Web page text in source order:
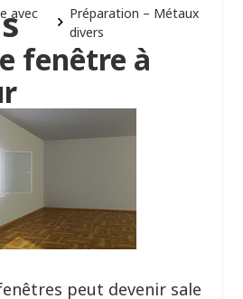
avec
Préparation – Métaux
divers
fenêtre à
peut devenir sale